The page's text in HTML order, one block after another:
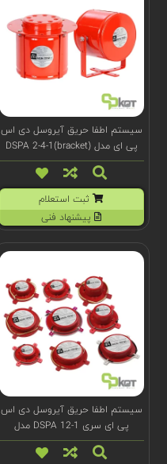
سیستم اطفا حریق آیروسل دی اس
پی ای مدل (DSPA 2-4-1(bracket
ثبت استعلام
پیشنهاد فنی
سیستم اطفا حریق آیروسل دی اس
پی ای سری DSPA 12-1 مدل
(t)100025